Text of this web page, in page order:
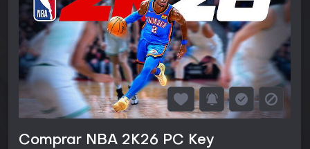
Comprar NBA 2K26 PC Key